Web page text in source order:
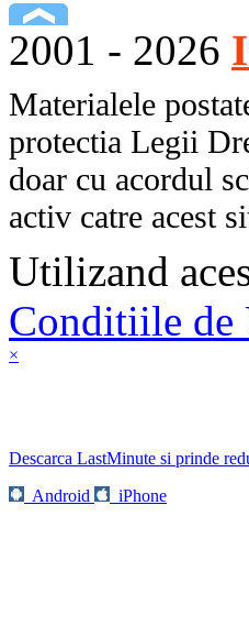
2001 - 2026
Materialele
protectia Legii
doar cu acordul
activ catre acest
Utilizand
Conditiile de
×
Descarca LastMinute si prinde
Android
iPhone